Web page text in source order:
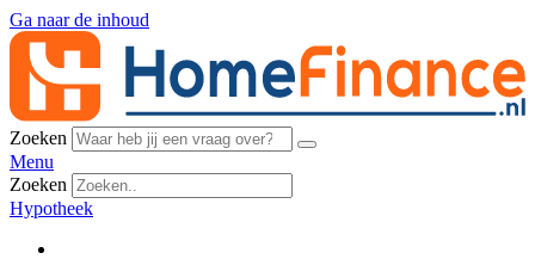
Ga naar de inhoud
Zoeken
Menu
Zoeken
Hypotheek